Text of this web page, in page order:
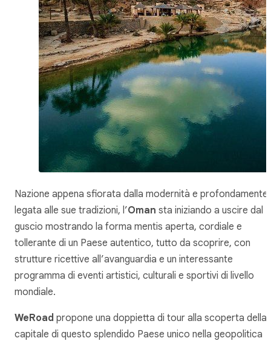
Nazione appena sfiorata dalla modernità e profondamente
legata alle sue tradizioni, l’Oman sta iniziando a uscire dal
guscio mostrando la forma mentis aperta, cordiale e
tollerante di un Paese autentico, tutto da scoprire, con
strutture ricettive all’avanguardia e un interessante
programma di eventi artistici, culturali e sportivi di livello
mondiale.
WeRoad propone una doppietta di tour alla scoperta della
capitale di questo splendido Paese unico nella geopolitica